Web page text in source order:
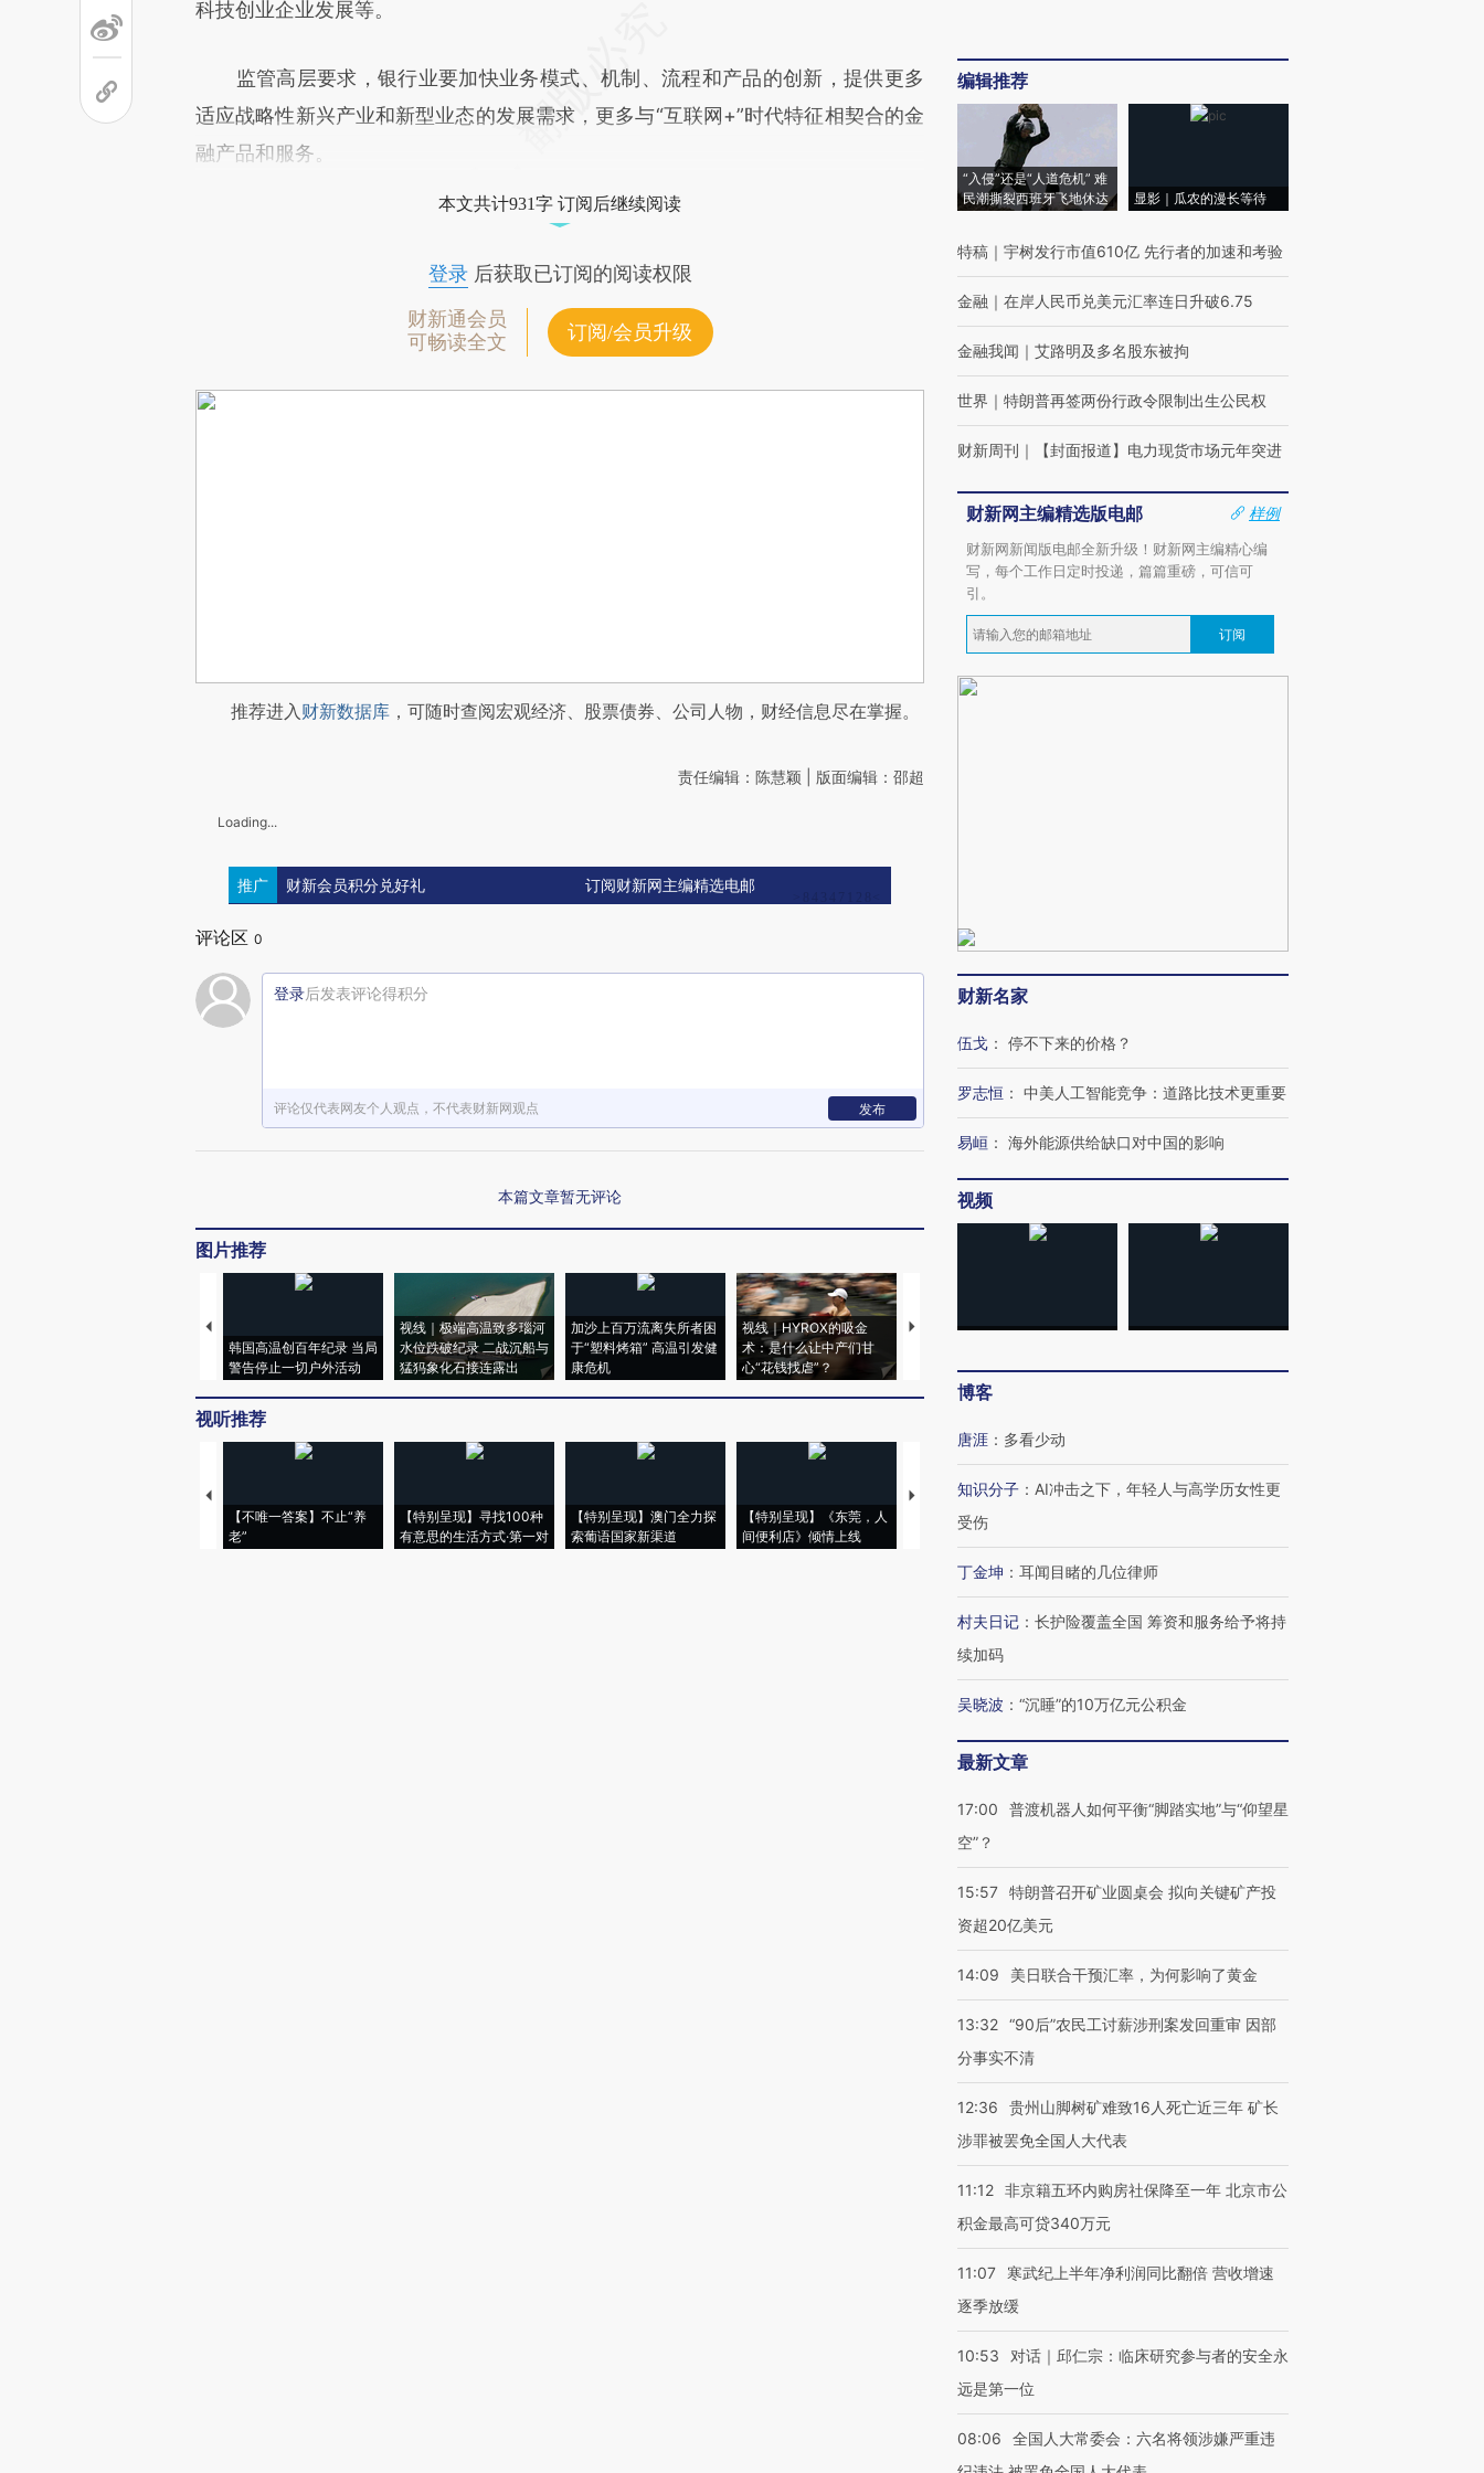
科技创业企业发展等。
监管高层要求，银行业要加快业务模式、机制、流程和产品的创新，提供更多
适应战略性新兴产业和新型业态的发展需求，更多与“互联网+”时代特征相契合的金
融产品和服务。
本文共计931字 订阅后继续阅读
登录后获取已订阅的阅读权限
财新通会员
可畅读全文
订阅/会员升级
推荐进入财新数据库 ，可随时查阅宏观经济、股票债券、公司人物，财经信息尽在掌握。
责任编辑：陈慧颖 | 版面编辑：邵超
Loading...
推广 财新会员积分兑好礼 订阅财新网主编精选电邮
评论区 0
登录后发表评论得积分
评论仅代表网友个人观点，不代表财新网观点 发布
本篇文章暂无评论
图片推荐
韩国高温创百年纪录 当局
警告停止一切户外活动
视线｜极端高温致多瑙河
水位跌破纪录 二战沉船与
猛犸象化石接连露出
加沙上百万流离失所者困
于“塑料烤箱” 高温引发健
康危机
视线｜HYROX的吸金
术：是什么让中产们甘
心“花钱找虐”？
马航飞行员跨国走私7万
视线｜被称为“蟑螂”的印
育部长拱下台
视线｜“入侵”还是“人道危
飞地休达
视听推荐
【不唯一答案】不止“养
老”
【特别呈现】寻找100种
有意思的生活方式·第一对
【特别呈现】澳门全力探
索葡语国家新渠道
【特别呈现】《东莞，人
间便利店》倾情上线
【推广】走进第四届链博
会，让数智科技“链”接产
【商旅对话】华住集团
编辑推荐
“入侵”还是“人道危机” 难
民潮撕裂西班牙飞地休达
显影｜瓜农的漫长等待
特稿 ｜ 宇树发行市值610亿 先行者的加速和考验
金融 ｜ 在岸人民币兑美元汇率连日升破6.75
金融我闻 ｜ 艾路明及多名股东被拘
世界 ｜ 特朗普再签两份行政令限制出生公民权
财新周刊 ｜ 【封面报道】电力现货市场元年突进
财新网主编精选版电邮
样例
财新网新闻版电邮全新升级！财新网主编精心编
写，每个工作日定时投递，篇篇重磅，可信可
引。
订阅
财新名家
伍戈 ： 停不下来的价格？
罗志恒 ： 中美人工智能竞争：道路比技术更重要
易峘 ： 海外能源供给缺口对中国的影响
视频
博客
唐涯 ： 多看少动
知识分子 ： AI冲击之下，年轻人与高学历女性更
受伤
丁金坤 ： 耳闻目睹的几位律师
村夫日记 ： 长护险覆盖全国 筹资和服务给予将持
续加码
吴晓波 ： “沉睡”的10万亿元公积金
最新文章
17:00
普渡机器人如何平衡“脚踏实地”与“仰望星
空”？
15:57 特朗普召开矿业圆桌会 拟向关键矿产投
资超20亿美元
14:09 美日联合干预汇率，为何影响了黄金
13:32 “90后”农民工讨薪涉刑案发回重审 因部
分事实不清
12:36
贵州山脚树矿难致16人死亡近三年 矿长
涉罪被罢免全国人大代表
11:12 非京籍五环内购房社保降至一年 北京市公
积金最高可贷340万元
11:07
寒武纪上半年净利润同比翻倍 营收增速
逐季放缓
10:53
对话｜邱仁宗：临床研究参与者的安全永
远是第一位
08:06
全国人大常委会：六名将领涉嫌严重违